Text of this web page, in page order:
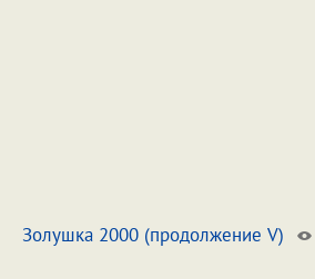
Золушка 2000 (продолжение V)